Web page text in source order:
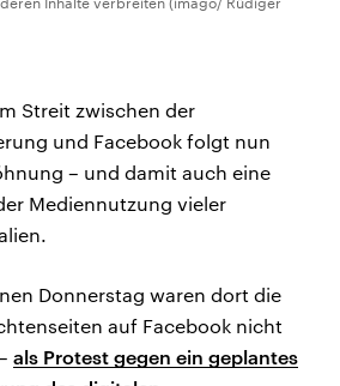
Streit zwischen der
und Facebook folgt nun
– und damit auch eine
Mediennutzung vieler
Donnerstag waren dort die
auf Facebook nicht
als Protest gegen ein geplantes